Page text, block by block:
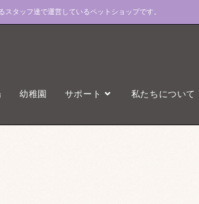
タッフ達で運営しているペットショップです。
幼稚園 サポート 私たちについて